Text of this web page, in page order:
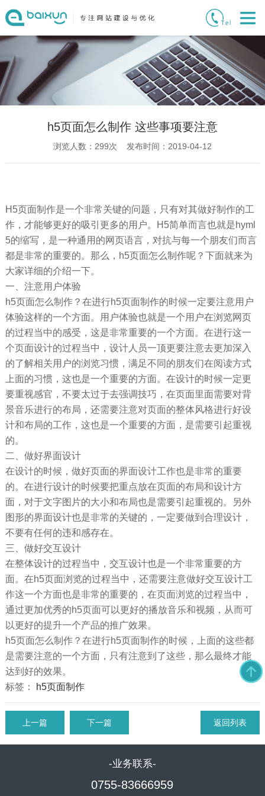
h5页面怎么制作 这些事项要注意
浏览人数： 299次 发布时间：2019-04-12
H5页面制作是一个非常关键的问题，只有对其做好制作的工
作，才能够更好的吸引更多的用户。H5简单而言也就是hyml
5的缩写，是一种通用的网页语言，对抗与每一个朋友们而言
都是非常的重要的。那么，h5页面怎么制作呢？下面就来为
大家详细的介绍一下。
一、注意用户体验
h5页面怎么制作？在进行h5页面制作的时候一定要注意用户
体验这样的一个方面。用户体验也就是一个用户在浏览网页
的过程当中的感受，这是非常重要的一个方面。在进行这一
个页面设计的过程当中，设计人员一顶更要注意去更加深入
的了解相关用户的浏览习惯，满足不同的朋友们在阅读方式
上面的习惯，这也是一个重要的方面。在设计的时候一定更
要重视感官，不要太过于去强调技巧，在页面里面需要对背
景音乐进行的布局，还需要注意对页面的整体风格进行好设
计和布局的工作，这也是一个重要的方面，是需要引起重视
的。
二、做好界面设计
在设计的时候，做好页面的界面设计工作也是非常的重要
的。在进行设计的时候要把重点放在页面的布局和设计方
面，对于文字图片的大小和布局也是需要引起重视的。另外
图形的界面设计也是非常的关键的，一定要做到合理设计，
不要有任何的违和感存在。
三、做好交互设计
在整体设计的过程当中，交互设计也是一个非常重要的方
面。在h5页面浏览的过程当中，还需要注意做好交互设计工
作这一个方面也是非常的重要的，在页面浏览的过程当中，
通过更加优秀的h5页面可以更好的播放音乐和视频，从而可
以更好的提升一个产品的推广效果。
h5页面怎么制作？在进行h5页面制作的时候，上面的这些都
是需要注意的一个方面，只有注意到了这些，那么最终才能
达到好的效果。
标签：
h5页面制作
上一篇 下一篇 返回列表
-业务联系-
0755-83666959